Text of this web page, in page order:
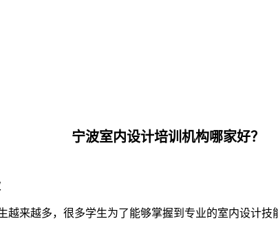
宁波室内设计培训机构哪家好？
越来越多，很多学生为了能够掌握到专业的室内设计